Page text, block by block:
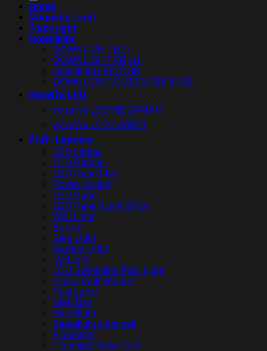
Home
Magnetic Light
Track light
Downlight
DOWNLIGHT E27
DOWNLIGHT AR111
Downlight LED COB
DOWNLIGHT GU10 MR16 MR11
หลอดไฟ LED
หลอดไฟ LED MEGAMAN
หลอดไฟ LED LAMPO
สินค้า Lighting
LED Linear
LED Ribbon
LED Neon Flex
Power Supply
LED Panel
LED Panel Light Office
Wall Light
Bollard
Step Light
Garden Light
Up Light
LED Swimming Pool Light
Linear Wall Washer
Post Lamp
High Bay
Streetlight
Streetlight solar cell
Floodlight
Floodlight Solar Cell